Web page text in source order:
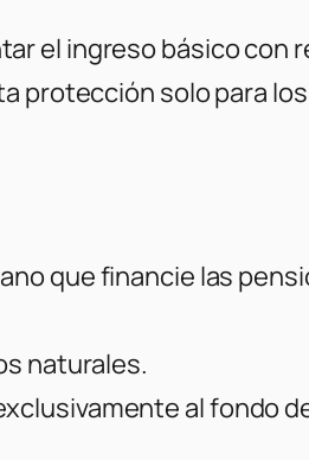
el ingreso básico con
protección solo para
que financie las
naturales.
al fondo